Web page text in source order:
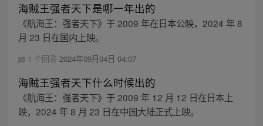
海贼王强者天下是哪一年出的
《航海王：强者天下》于 2009 年在日本公映，2024 年 8
月 23 日在国内上映。
1 个回答 2024年09月04日 04:07
海贼王强者天下什么时候出的
《航海王：强者天下》于 2009 年 12 月 12 日在日本上
映，2024 年 8 月 23 日在中国大陆正式上映。